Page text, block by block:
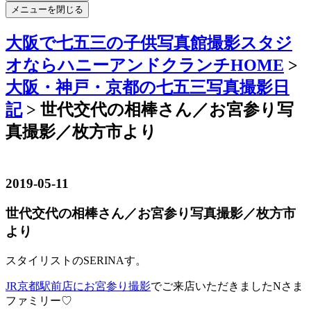
メニューを閉じる
大阪で七五三の子供写真館撮影スタジ
オならハニーアンドクランチHOME >
大阪・神戸・京都の七五三写真撮影日
記> 世代交代の相棒さん／お宮参り写
真撮影／枚方市より
2019-05-11
世代交代の相棒さん／お宮参り写真撮影／枚方市
より
スタイリストのSERINAす。
JR京都駅前店にお宮参り撮影でご来店いただきましたNさま
ファミリー♡